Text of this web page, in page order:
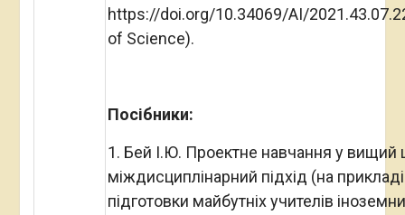
https://doi.org/10.34069/AI/
of Science).
Посібники:
1. Бей І.Ю. Проектне навчання у вищий
міждисциплінарний підхід (на прикладі
підготовки майбутніх учителів